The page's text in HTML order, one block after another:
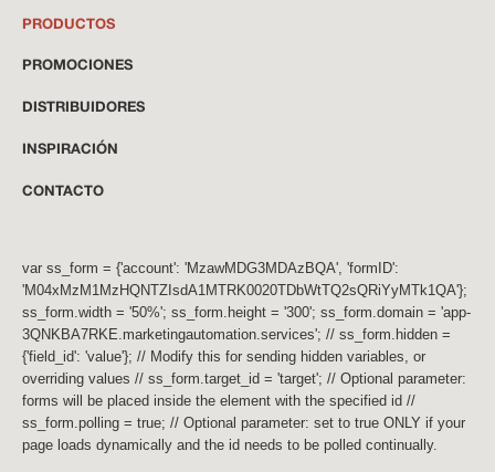
PRODUCTOS
PROMOCIONES
DISTRIBUIDORES
INSPIRACIÓN
CONTACTO
var ss_form = {'account': 'MzawMDG3MDAzBQA', 'formID':
'M04xMzM1MzHQNTZIsdA1MTRK0020TDbWtTQ2sQRiYyMTk1QA'};
ss_form.width = '50%'; ss_form.height = '300'; ss_form.domain = 'app-
3QNKBA7RKE.marketingautomation.services'; // ss_form.hidden =
{'field_id': 'value'}; // Modify this for sending hidden variables, or
overriding values // ss_form.target_id = 'target'; // Optional parameter:
forms will be placed inside the element with the specified id //
ss_form.polling = true; // Optional parameter: set to true ONLY if your
page loads dynamically and the id needs to be polled continually.